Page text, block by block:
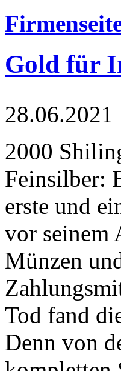
Gold für
28.06.2021
2000
Feinsilber:
erste und
vor seinem
Münzen
Tod fand
Denn von